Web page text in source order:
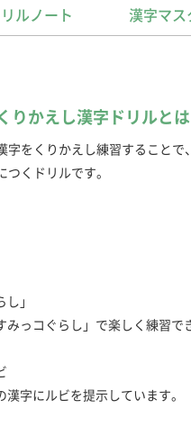
ルノート 漢字マス
りかえし漢字ドリルとは
字をくりかえし練習すること
つくドリルです。
」
っコぐらし」で楽しく練習で
字にルビを提示しています。